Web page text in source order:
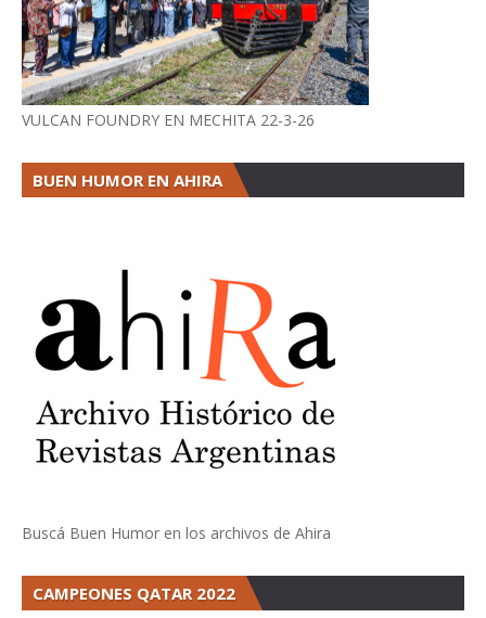
VULCAN FOUNDRY EN MECHITA 22-3-26
BUEN HUMOR EN AHIRA
Buscá Buen Humor en los archivos de Ahira
CAMPEONES QATAR 2022